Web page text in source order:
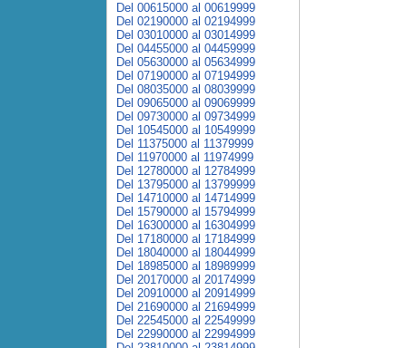
Del 00615000 al 00619999
Del 02190000 al 02194999
Del 03010000 al 03014999
Del 04455000 al 04459999
Del 05630000 al 05634999
Del 07190000 al 07194999
Del 08035000 al 08039999
Del 09065000 al 09069999
Del 09730000 al 09734999
Del 10545000 al 10549999
Del 11375000 al 11379999
Del 11970000 al 11974999
Del 12780000 al 12784999
Del 13795000 al 13799999
Del 14710000 al 14714999
Del 15790000 al 15794999
Del 16300000 al 16304999
Del 17180000 al 17184999
Del 18040000 al 18044999
Del 18985000 al 18989999
Del 20170000 al 20174999
Del 20910000 al 20914999
Del 21690000 al 21694999
Del 22545000 al 22549999
Del 22990000 al 22994999